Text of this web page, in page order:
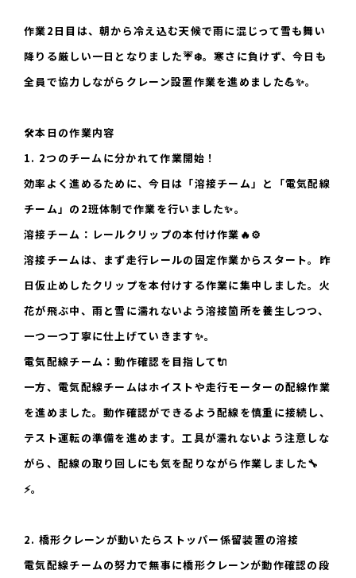
作業2日目は、朝から冷え込む天候で雨に混じって雪も舞い
降りる厳しい一日となりました☔❄️。寒さに負けず、今日も
全員で協力しながらクレーン設置作業を進めました💪✨。
🛠️本日の作業内容
1. 2つのチームに分かれて作業開始！
効率よく進めるために、今日は「溶接チーム」と「電気配線
チーム」の2班体制で作業を行いました✨。
溶接チーム：レールクリップの本付け作業🔥⚙️
溶接チームは、まず走行レールの固定作業からスタート。昨
日仮止めしたクリップを本付けする作業に集中しました。火
花が飛ぶ中、雨と雪に濡れないよう溶接箇所を養生しつつ、
一つ一つ丁寧に仕上げていきます✨。
電気配線チーム：動作確認を目指して🔌
一方、電気配線チームはホイストや走行モーターの配線作業
を進めました。動作確認ができるよう配線を慎重に接続し、
テスト運転の準備を進めます。工具が濡れないよう注意しな
がら、配線の取り回しにも気を配りながら作業しました🔧
⚡。
2. 橋形クレーンが動いたらストッパー係留装置の溶接
電気配線チームの努力で無事に橋形クレーンが動作確認の段